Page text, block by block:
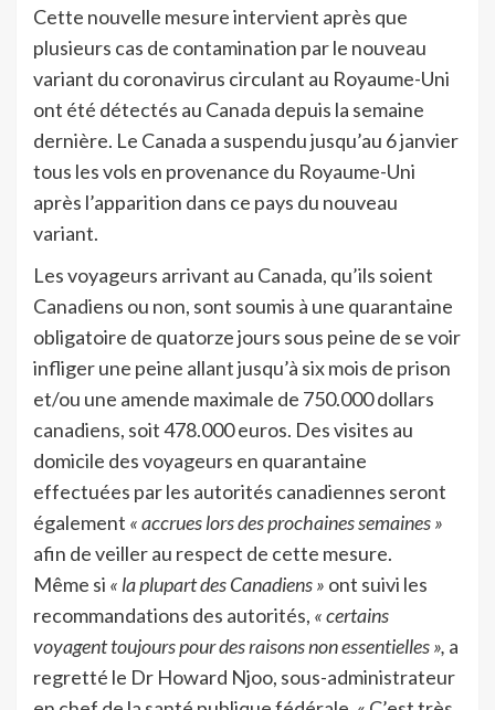
Cette nouvelle mesure intervient après que
plusieurs cas de contamination par le nouveau
variant du coronavirus circulant au Royaume-Uni
ont été détectés au Canada depuis la semaine
dernière. Le Canada a suspendu jusqu’au 6 janvier
tous les vols en provenance du Royaume-Uni
après l’apparition dans ce pays du nouveau
variant.
Les voyageurs arrivant au Canada, qu’ils soient
Canadiens ou non, sont soumis à une quarantaine
obligatoire de quatorze jours sous peine de se voir
infliger une peine allant jusqu’à six mois de prison
et/ou une amende maximale de 750.000 dollars
canadiens, soit 478.000 euros. Des visites au
domicile des voyageurs en quarantaine
effectuées par les autorités canadiennes seront
également « accrues lors des prochaines semaines »
afin de veiller au respect de cette mesure.
Même si « la plupart des Canadiens » ont suivi les
recommandations des autorités, « certains
voyagent toujours pour des raisons non essentielles », a
regretté le Dr Howard Njoo, sous-administrateur